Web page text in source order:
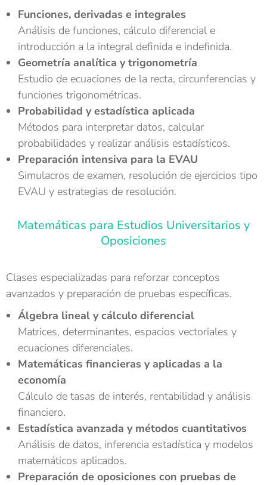
Funciones, derivadas e integrales
Análisis de funciones, cálculo diferencial e
introducción a la integral definida e indefinida.
Geometría analítica y trigonometría
Estudio de ecuaciones de la recta, circunferencias y
funciones trigonométricas.
Probabilidad y estadística aplicada
Métodos para interpretar datos, calcular
probabilidades y realizar análisis estadísticos.
Preparación intensiva para la EVAU
Simulacros de examen, resolución de ejercicios tipo
EVAU y estrategias de resolución.
Matemáticas para Estudios Universitarios y
Oposiciones
Clases especializadas para reforzar conceptos
avanzados y preparación de pruebas específicas.
Álgebra lineal y cálculo diferencial
Matrices, determinantes, espacios vectoriales y
ecuaciones diferenciales.
Matemáticas financieras y aplicadas a la
economía
Cálculo de tasas de interés, rentabilidad y análisis
financiero.
Estadística avanzada y métodos cuantitativos
Análisis de datos, inferencia estadística y modelos
matemáticos aplicados.
Preparación de oposiciones con pruebas de